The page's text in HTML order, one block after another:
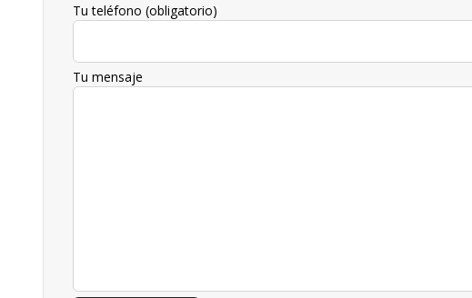
Tu teléfono (obligatorio)
Tu mensaje